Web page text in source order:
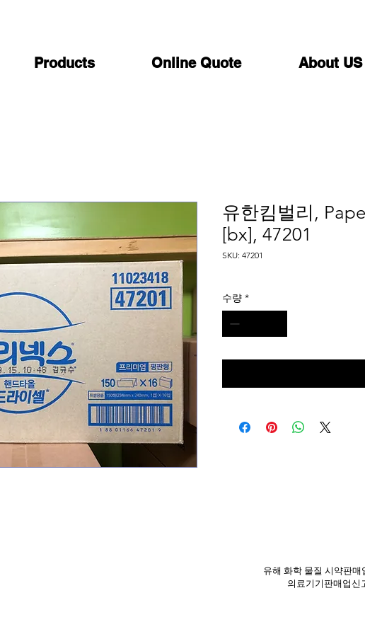
Products Online Quote About US
유한킴벌리,
[bx], 47201
SKU: 47201
수량 *
유해 화학 물질 ​시약판
의료기기판매업신